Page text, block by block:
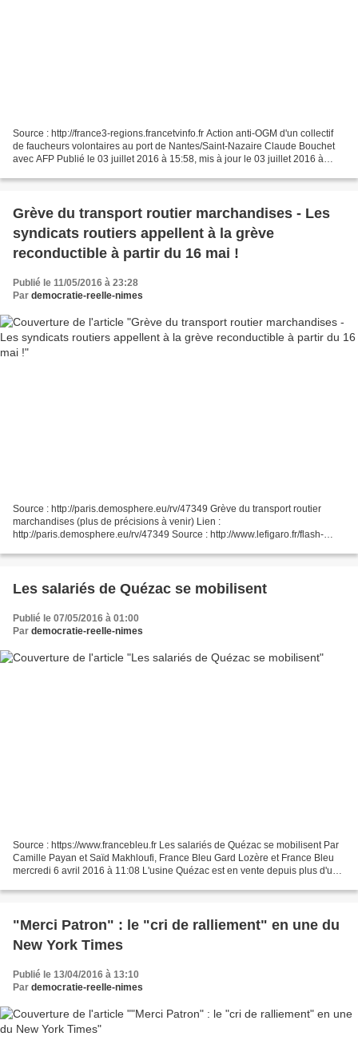
Source : http://france3-regions.francetvinfo.fr Action anti-OGM d'un collectif
de faucheurs volontaires au port de Nantes/Saint-Nazaire Claude Bouchet
avec AFP Publié le 03 juillet 2016 à 15:58, mis à jour le 03 juillet 2016 à
Grève du transport routier marchandises - Les
syndicats routiers appellent à la grève
reconductible à partir du 16 mai !
Publié le 11/05/2016 à 23:28
Par democratie-reelle-nimes
Source : http://paris.demosphere.eu/rv/47349 Grève du transport routier
marchandises (plus de précisions à venir) Lien :
http://paris.demosphere.eu/rv/47349 Source : http://www.lefigaro.fr/flash-
Les salariés de Quézac se mobilisent
Publié le 07/05/2016 à 01:00
Par democratie-reelle-nimes
Source : https://www.francebleu.fr Les salariés de Quézac se mobilisent Par
Camille Payan et Saïd Makhloufi, France Bleu Gard Lozère et France Bleu
mercredi 6 avril 2016 à 11:08 L'usine Quézac est en vente depuis plus d'un
"Merci Patron" : le "cri de ralliement" en une du
New York Times
Publié le 13/04/2016 à 13:10
Par democratie-reelle-nimes